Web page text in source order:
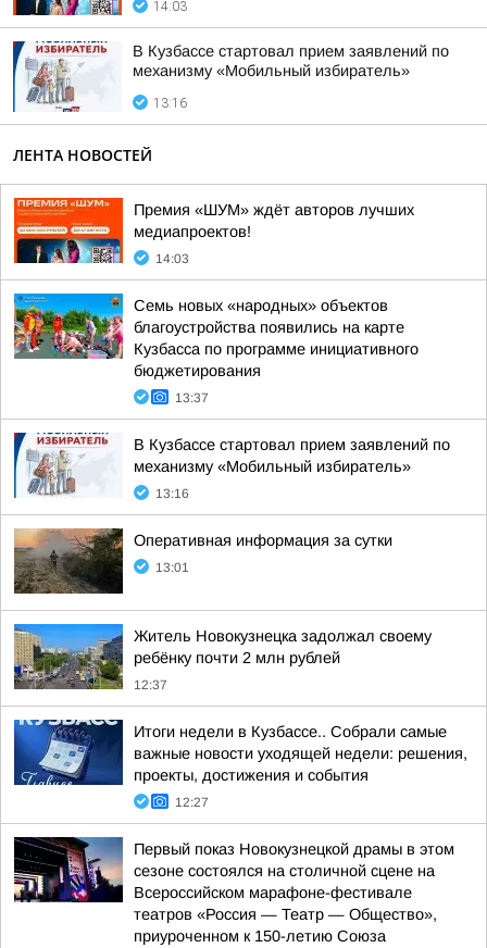
14:03
В Кузбассе стартовал прием заявлений по
механизму «Мобильный избиратель»
13:16
ЛЕНТА НОВОСТЕЙ
Премия «ШУМ» ждёт авторов лучших
медиапроектов!
14:03
Семь новых «народных» объектов
благоустройства появились на карте
Кузбасса по программе инициативного
бюджетирования
13:37
В Кузбассе стартовал прием заявлений по
механизму «Мобильный избиратель»
13:16
Оперативная информация за сутки
13:01
Житель Новокузнецка задолжал своему
ребёнку почти 2 млн рублей
12:37
Итоги недели в Кузбассе.. Собрали самые
важные новости уходящей недели: решения,
проекты, достижения и события
12:27
Первый показ Новокузнецкой драмы в этом
сезоне состоялся на столичной сцене на
Всероссийском марафоне-фестивале
театров «Россия — Театр — Общество»,
приуроченном к 150-летию Союза